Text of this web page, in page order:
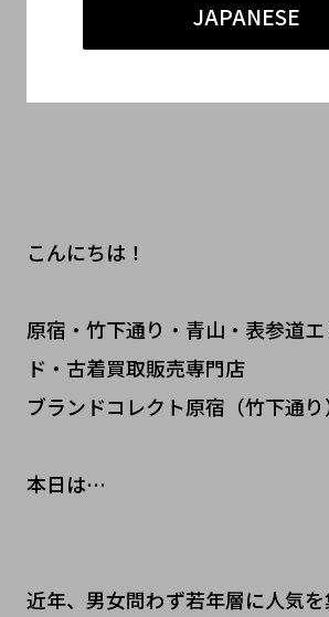
JAPANESE
#ヴィヴィアンウエストウッド #アン
こんにちは！
原宿・竹下通り・青山・表参道
ド・古着買取販売専門店
ブランドコレクト原宿（竹下通
本日は…
近年、男女問わず若年層に人気